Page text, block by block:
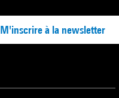
M'inscrire à la newsletter